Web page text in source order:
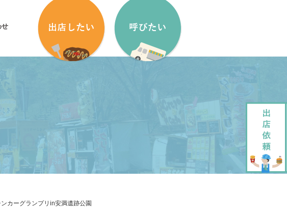
せ
加盟申し込みフォーム
キッチンカーをはじめたい方へ
キッチンカー製作・販売
出店依頼フォーム
加盟キッチンカー紹介
企画・運営させていただきます
カーグランプリin安満遺跡公園